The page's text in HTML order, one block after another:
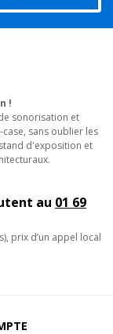
se chargera de
et vous
couplage
sans effort et
et le satellite.
!
sonorisation et
sans oublier les
d'exposition et
au 01 69
prix d’un appel local